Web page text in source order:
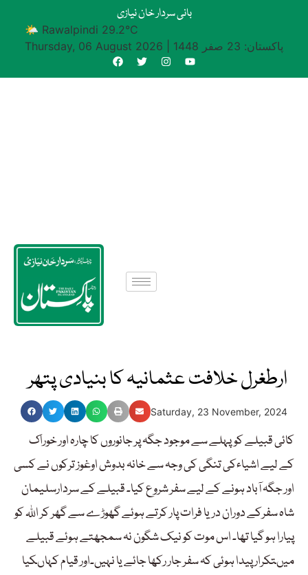
بانی سردار خان نیازی
🌤 Rawalpindi 29.2°C
Thursday, 06 August 2026
پاکستان: 23 صفر 1448
ارطغرل خلافت عثمانیہ کا بنیادی پتھر
Saturday, 23 November, 2024
کائی قبیلے کوپہلے سے موجود جگہ پر جانوروں کا چارہ اور خوراک
کے لیے اشیاءکی تنگی کی وجہ سے خانہ بدوش اوغوز ترکوں نے کسی
اور جگہ آباد ہونے کے لیے سفر شروع کیا۔ قبیلے کے سردارسلیمان
شاہ سفرکے دوران دریا فرات پار کرتے ہوئے گھوڑے سے گھر کر اللہ کو
پیارا ہو گیا تھا۔ اس موت کو نیک شگون نہ سمجھتے ہوئے قبیلے
میںتکرار پیدا ہوئی کہ سفر جار رکھا جائے یا نہیں۔اور قیام کہاںکیا